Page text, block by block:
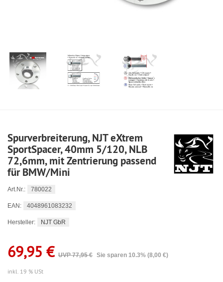
Spurverbreiterung, NJT eXtrem
SportSpacer, 40mm 5/120, NLB
72,6mm, mit Zentrierung passend
für BMW/Mini
Art.Nr.: 780022
EAN: 4048961083232
Hersteller: NJT GbR
69,95 € UVP 77,95 € Sie sparen 10.3% (8,00 €)
inkl. 19 % USt